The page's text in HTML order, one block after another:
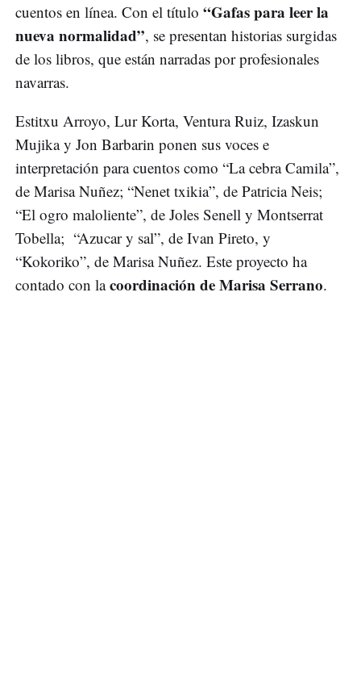
cuentos en línea. Con el título “Gafas para leer la
nueva normalidad”, se presentan historias surgidas
de los libros, que están narradas por profesionales
navarras.
Estitxu Arroyo, Lur Korta, Ventura Ruiz, Izaskun
Mujika y Jon Barbarin ponen sus voces e
interpretación para cuentos como “La cebra Camila”,
de Marisa Nuñez; “Nenet txikia”, de Patricia Neis;
“El ogro maloliente”, de Joles Senell y Montserrat
Tobella; “Azucar y sal”, de Ivan Pireto, y
“Kokoriko”, de Marisa Nuñez. Este proyecto ha
contado con lacoordinación de Marisa Serrano.